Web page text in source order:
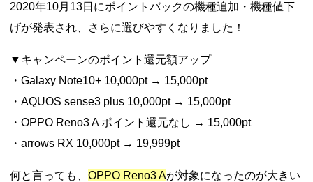
2020年10月13日にポイントバックの機種追加・機種値下
げが発表され、さらに選びやすくなりました！
▼キャンペーンのポイント還元額アップ
・Galaxy Note10+ 10,000pt → 15,000pt
・AQUOS sense3 plus 10,000pt → 15,000pt
・OPPO Reno3 A ポイント還元なし → 15,000pt
・arrows RX 10,000pt → 19,999pt
何と言っても、OPPO Reno3 Aが対象になったのが大きい